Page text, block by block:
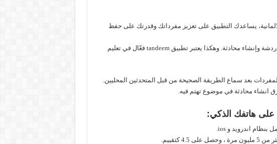
يساعدك التطبيق على تعزيز مفرداتك وقدرتك على حفظ
ويصلك التطبيق بأشخاص من بلد اللغة المختارة للدردشة وإنشاء محادثة. وهكذا يعتبر تطبيق tandeem فعّال في تعليم
بعد سماع الطريقة الصحيحة من قبل المتحدثين المحليين.
انشاء محادثة في موضوع تهتم فيه.
كتقييم.